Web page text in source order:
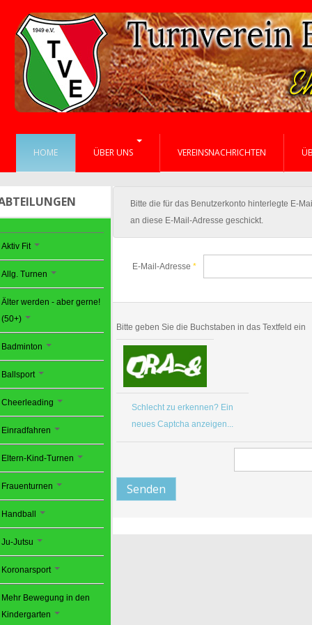
HOME ÜBER UNS VEREINSNACHRICHTEN
Bitte die für das Benutzerkonto hinterlegte E-
an diese E-Mail-Adresse geschickt.
E-Mail-Adresse *
Bitte geben Sie die Buchstaben in das Textfeld ein
Schlecht zu erkennen? Ein
neues Captcha anzeigen...
Senden
Aktiv Fit
Allg. Turnen
Älter werden - aber gerne!
(50+)
Badminton
Ballsport
Cheerleading
Einradfahren
Eltern-Kind-Turnen
Frauenturnen
Handball
Ju-Jutsu
Koronarsport
Mehr Bewegung in den
Kindergarten